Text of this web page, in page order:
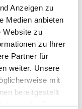
Anzeigen zu
Medien anbieten
Website zu
zu Ihrer
Partner für
weiter. Unsere
mit
bereitgestellt
der Dienste